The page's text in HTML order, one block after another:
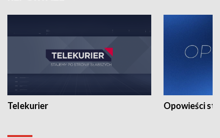
Telekurier Opowieści